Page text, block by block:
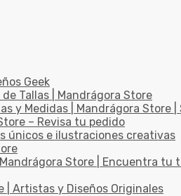
Geek
Tallas | Mandrágora Store
y Medidas | Mandrágora Store
– Revisa tu pedido
únicos e ilustraciones creativas
Store | Encuentra tu
| Artistas y Diseños Originales